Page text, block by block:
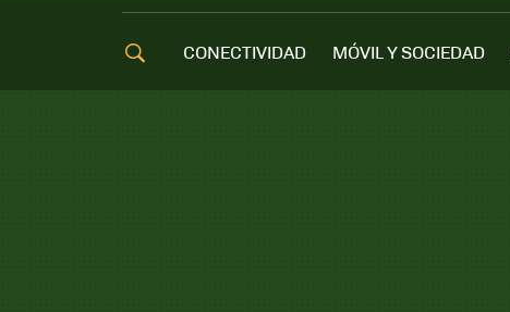
CONECTIVIDAD MÓVIL Y SOCIEDAD